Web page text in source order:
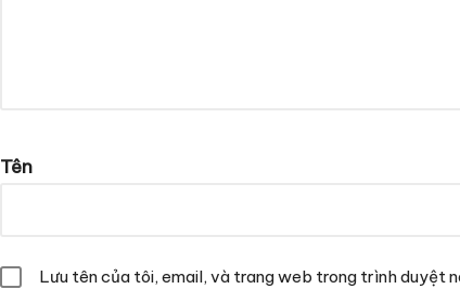
Tên
Lưu tên của tôi, email, và trang web trong trình duyệt